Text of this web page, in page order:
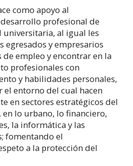
como apoyo al
profesional de
al igual les
egresados y empresarios
empleo y encontrar en la
profesionales con
y habilidades personales,
el entorno del cual hacen
en sectores estratégicos del
lo urbano, lo financiero,
la informática y las
fomentando el
a la protección del